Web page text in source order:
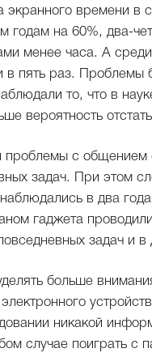
экранного времени в
годам на 60%, два-
менее часа. А
в пять раз.
то, что в
вероятность
проблемы с
задач. При этом
в два
гаджета
задач и в
больше
никакой
случае поиграть с